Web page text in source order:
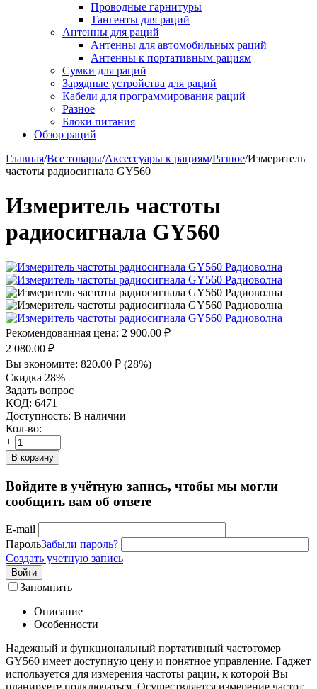
Проводные гарнитуры
Тангенты для раций
Антенны для раций
Антенны для автомобильных раций
Антенны к портативным рациям
Сумки для раций
Зарядные устройства для раций
Кабели для программирования раций
Разное
Блоки питания
Обзор раций
Главная/Все товары/Аксессуары к рациям/Разное/Измеритель
частоты радиосигнала GY560
Измеритель частоты
радиосигнала GY560
Рекомендованная цена: 2 900.00 ₽
2 080.00 ₽
Вы экономите: 820.00 ₽ (28%)
Скидка 28%
Задать вопрос
КОД: 6471
Доступность: В наличии
Кол-во:
+
−
В корзину
Войдите в учётную запись, чтобы мы могли
сообщить вам об ответе
E-mail
ПарольЗабыли пароль?
Создать учетную запись
Войти
Запомнить
Описание
Особенности
Надежный и функциональный портативный частотомер
GY560 имеет доступную цену и понятное управление. Гаджет
используется для измерения частоты рации, к которой Вы